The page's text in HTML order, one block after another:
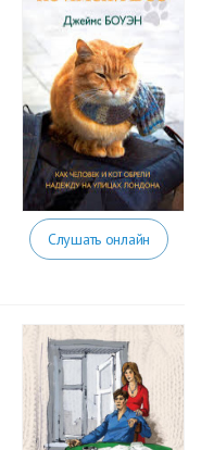
Слушать онлайн